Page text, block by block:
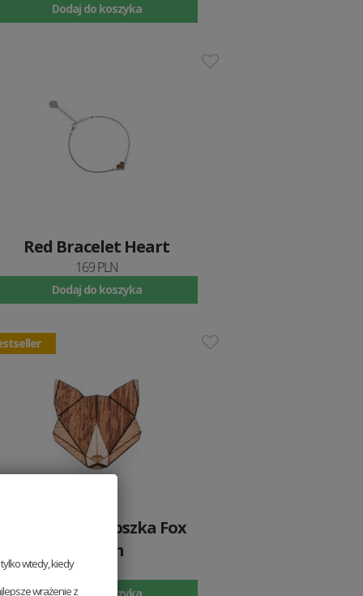
Dodaj do koszyka
Red Bracelet Heart
169 PLN
Dodaj do koszyka
Drewniana broszka Fox
Brooch
wtedy, kiedy
wrażenie z